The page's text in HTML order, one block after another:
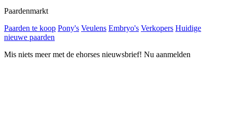
Paardenmarkt
Paarden te koop Pony's Veulens Embryo's Verkopers Huidige
nieuwe paarden
Mis niets meer met de ehorses nieuwsbrief! Nu aanmelden